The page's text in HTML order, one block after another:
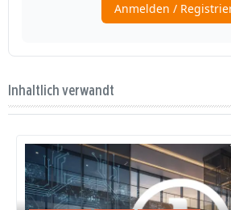
Inhaltlich verwandt